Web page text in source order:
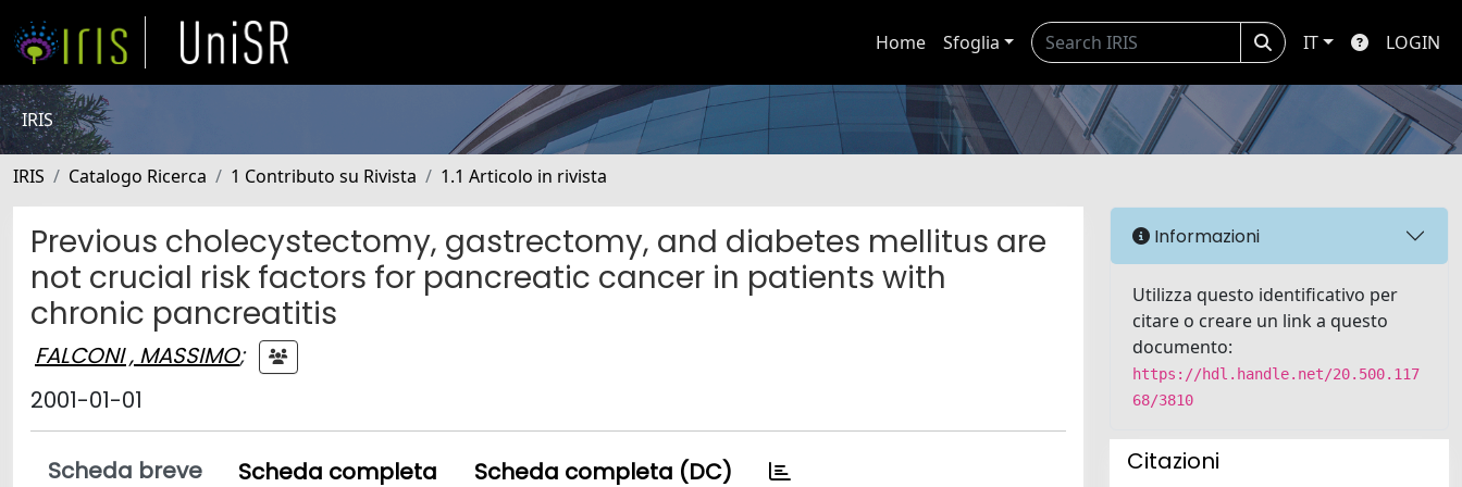
Home Sfoglia IT LOGIN
IRIS
IRIS Catalogo Ricerca 1 Contributo su Rivista 1.1 Articolo in rivista
Previous cholecystectomy, gastrectomy, and diabetes mellitus are
not crucial risk factors for pancreatic cancer in patients with
chronic pancreatitis
FALCONI , MASSIMO;
2001-01-01
Scheda breve Scheda completa Scheda completa (DC)
Informazioni
Utilizza questo identificativo per
citare o creare un link a questo
documento:
https://hdl.handle.net/20.500.117
68/3810
Citazioni